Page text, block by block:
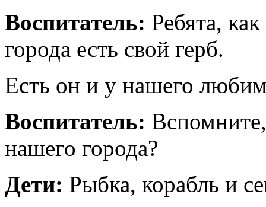
Воспитатель: Ребята,
города есть свой герб.
Есть он и у нашего
Воспитатель:
нашего города?
Дети: Рыбка, корабль и